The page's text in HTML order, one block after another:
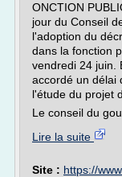
ONCTION
jour du Conseil
l'adoption du
dans la fonction
vendredi 24 juin.
accordé un délai
l'étude du projet
Le conseil du
Lire la suite
Site : https://